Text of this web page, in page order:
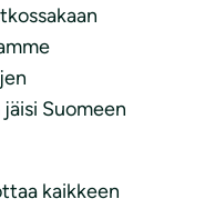
Suomeen
kaikkeen